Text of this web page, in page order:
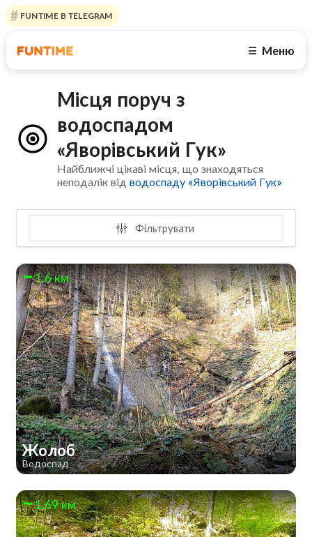
FUNTIME В TELEGRAM
☰ Меню
Місця поруч з
водоспадом
«Яворівський Гук»
Найближчі цікаві місця, що знаходяться
неподалік відводоспаду «Яворівський Гук»
Фільтрувати
1.6 км
Жолоб
Водоспад
1.69 км